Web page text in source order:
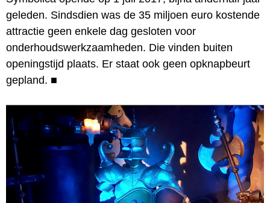
geleden. Sindsdien was de 35 miljoen euro kostende
attractie geen enkele dag gesloten voor
onderhoudswerkzaamheden. Die vinden buiten
openingstijd plaats. Er staat ook geen opknapbeurt
gepland. ■